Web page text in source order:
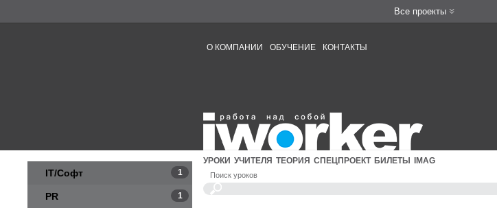
Все проекты
О КОМПАНИИ ОБУЧЕНИЕ КОНТАКТЫ
УРОКИ УЧИТЕЛЯ ТЕОРИЯ СПЕЦПРОЕКТ БИЛЕТЫ IMAG
Поиск уроков
IT/Софт 1
PR 1